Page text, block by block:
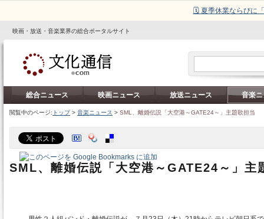
🗓️ 夏季休業ならびに
映画・放送・音楽業界の総合ポータルサイト
総合ニュース 映画ニュース 放送ニュース 音楽
閲覧中のページ: トップ> 音楽ニュース > SML、離婚伝説「大空港～GATE24～」主題歌担当
SML、離婚伝説「大空港～GATE24～」主